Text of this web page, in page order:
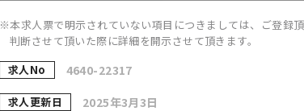
※本求人票で明示されていない項目につきましては、ご登録
判断させて頂いた際に詳細を開示させて頂きます。
求人No
4640-22317
求人更新日 2025年3月3日